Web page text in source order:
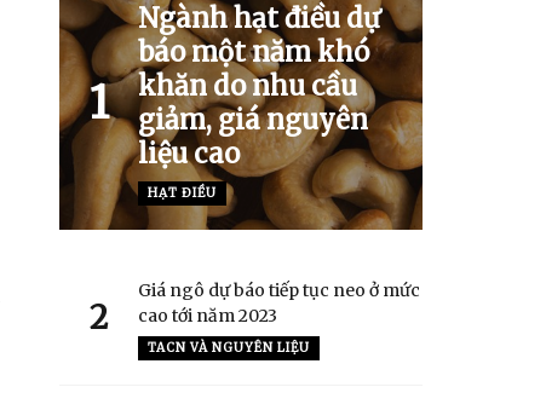
1
Ngành hạt điều dự
báo một năm khó
khăn do nhu cầu
giảm, giá nguyên
liệu cao
HẠT ĐIỀU
2
Giá ngô dự báo tiếp tục neo ở mức
cao tới năm 2023
TACN VÀ NGUYÊN LIỆU